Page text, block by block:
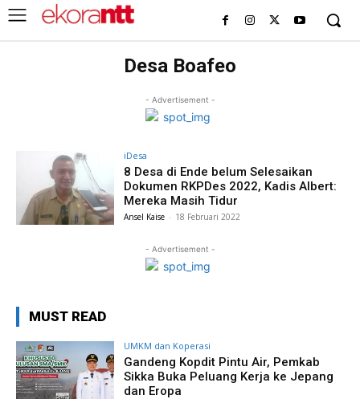
Desa Boafeo
- Advertisement -
iDesa
8 Desa di Ende belum Selesaikan
Dokumen RKPDes 2022, Kadis Albert:
Mereka Masih Tidur
Ansel Kaise - 18 Februari 2022
- Advertisement -
MUST READ
UMKM dan Koperasi
Gandeng Kopdit Pintu Air, Pemkab
Sikka Buka Peluang Kerja ke Jepang
dan Eropa